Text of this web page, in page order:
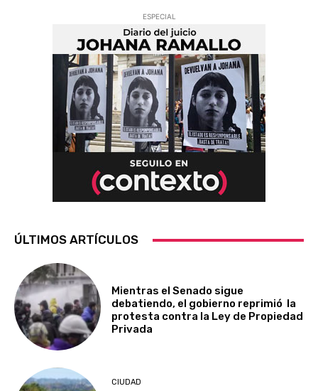
ESPECIAL
ÚLTIMOS ARTÍCULOS
Mientras el Senado sigue
debatiendo, el gobierno reprimió la
protesta contra la Ley de Propiedad
Privada
CIUDAD